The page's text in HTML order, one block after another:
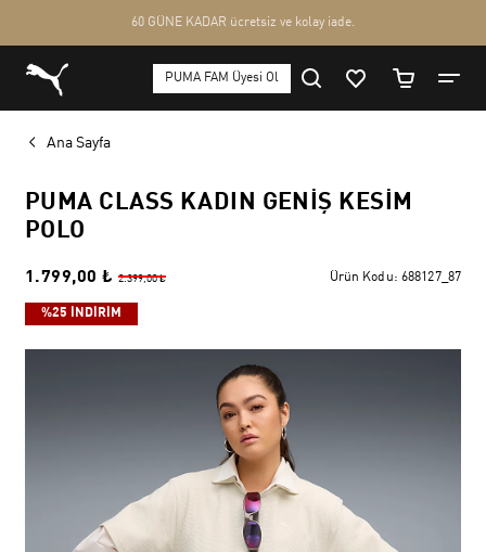
Ana Sayfa
PUMA CLASS KADIN GENIŞ KESIM
POLO
1.799,00 ₺ 2.399,00 ₺ Ürün Kodu: 688127_87
%25 İNDİRİM